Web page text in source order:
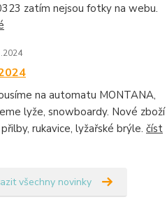
zatím nejsou fotky na webu.
na automatu MONTANA,
lyže, snowboardy. Nové zboží
rukavice, lyžařské brýle. číst
všechny novinky